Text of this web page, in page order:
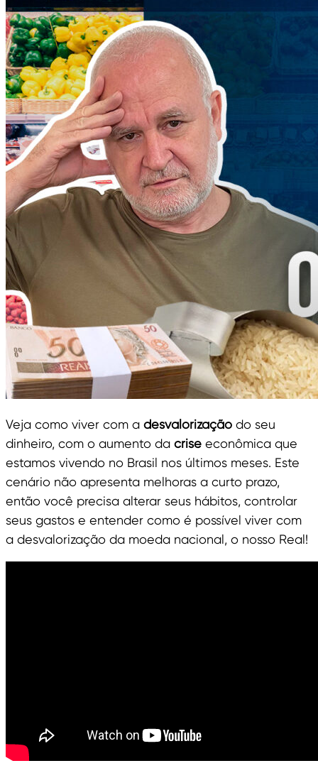
Veja como viver com a desvalorização do seu
dinheiro, com o aumento da crise econômica que
estamos vivendo no Brasil nos últimos meses. Este
cenário não apresenta melhoras a curto prazo,
então você precisa alterar seus hábitos, controlar
seus gastos e entender como é possível viver com
a desvalorização da moeda nacional, o nosso Real!